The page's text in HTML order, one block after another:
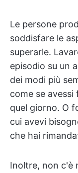
Le persone
soddisfare le
superarle.
episodio su un
dei modi più
come se
quel giorno. O
cui avevi
che hai
Inoltre, non c'è